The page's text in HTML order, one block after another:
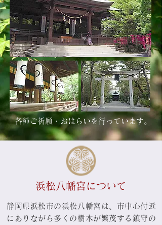
静岡県浜松市の 浜松八幡宮は、市中心付近
にありながら多くの樹木が繁茂する鎮守の
浜松八幡宮について
各種ご祈願・おはらいを行っています。